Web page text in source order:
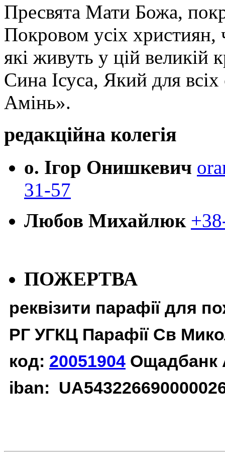
Пресвята Мати Божа,
Покровом усіх християн,
які живуть у цій великій
Сина Ісуса, Який для
Амінь».
редакційна колегія
о. Ігор Онишкевич
31-57
Любов Михайлюк
ПОЖЕРТВА
реквізити парафії для
РГ УГКЦ Парафії Св
код: 20051904 Ощадбанк
iban: